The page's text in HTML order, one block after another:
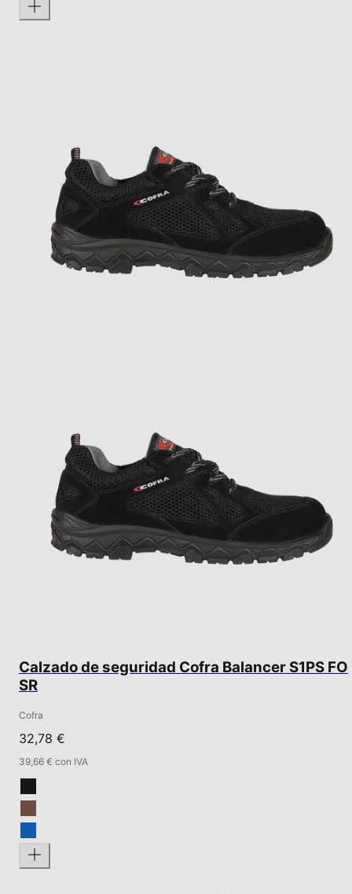
Calzado de seguridad Cofra Balancer S1PS FO
SR
Cofra
32,78 €
39,66 € con IVA